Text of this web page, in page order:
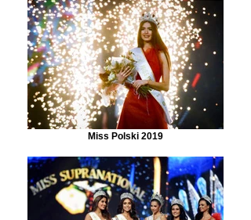
Miss Polski 2019